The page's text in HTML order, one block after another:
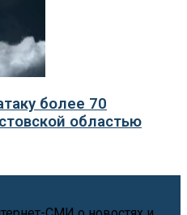
более 70
областью